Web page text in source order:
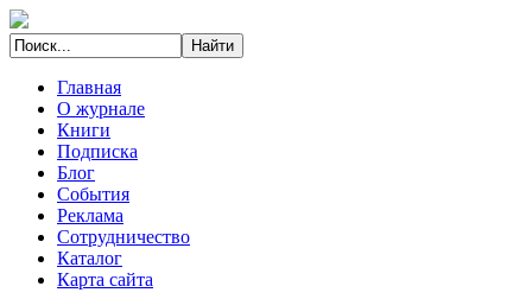
Главная
О журнале
Книги
Подписка
Блог
События
Реклама
Сотрудничество
Каталог
Карта сайта